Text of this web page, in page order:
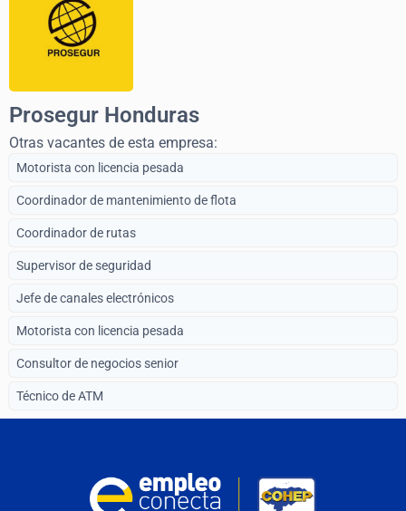
Prosegur Honduras
Otras vacantes de esta empresa:
Motorista con licencia pesada
Coordinador de mantenimiento de flota
Coordinador de rutas
Supervisor de seguridad
Jefe de canales electrónicos
Motorista con licencia pesada
Consultor de negocios senior
Técnico de ATM